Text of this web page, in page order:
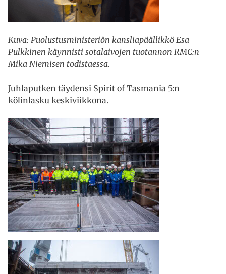
Kuva: Puolustusministeriön kansliapäällikkö Esa
Pulkkinen käynnisti sotalaivojen tuotannon RMC:n
Mika Niemisen todistaessa.
Juhlaputken täydensi Spirit of Tasmania 5:n
kölinlasku keskiviikkona.